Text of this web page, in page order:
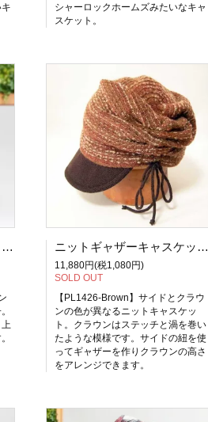
シャーロックホームズみたいなキャ
スケット。
ループツィードのアシンメトリーベレー（オフホワイト/ブラウン） ニットギャザーキャスケットーブラウン
11,880円(税1,080円)
SOLD OUT
【PL1426-Brown】サイドとクラウ
ンの色が異なるニットキャスケッ
ト。クラウンはステッチと渦を巻い
たような模様です。サイドの紐を使
ってギャザーを作りクラウンの高さ
をアレンジできます。